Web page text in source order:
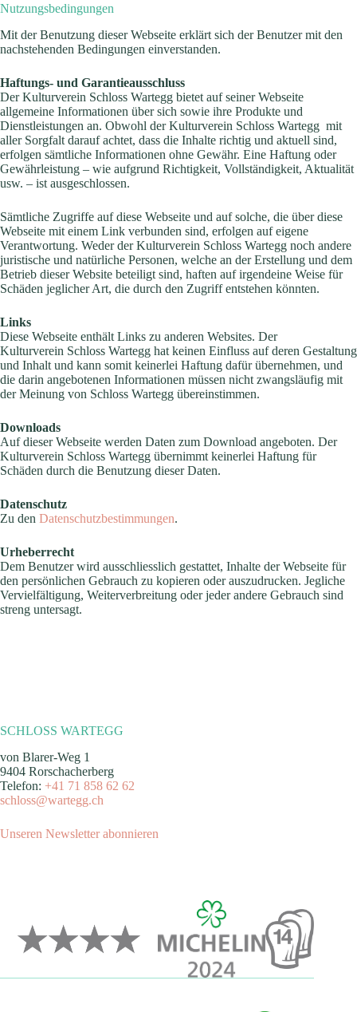
Nutzungsbedingungen
Mit der Benutzung dieser Webseite erklärt sich der Benutzer mit den
nachstehenden Bedingungen einverstanden.
Haftungs- und Garantieausschluss
Der Kulturverein Schloss Wartegg bietet auf seiner Webseite
allgemeine Informationen über sich sowie ihre Produkte und
Dienstleistungen an. Obwohl der Kulturverein Schloss Wartegg mit
aller Sorgfalt darauf achtet, dass die Inhalte richtig und aktuell sind,
erfolgen sämtliche Informationen ohne Gewähr. Eine Haftung oder
Gewährleistung – wie aufgrund Richtigkeit, Vollständigkeit, Aktualität
usw. – ist ausgeschlossen.
Sämtliche Zugriffe auf diese Webseite und auf solche, die über diese
Webseite mit einem Link verbunden sind, erfolgen auf eigene
Verantwortung. Weder der Kulturverein Schloss Wartegg noch andere
juristische und natürliche Personen, welche an der Erstellung und dem
Betrieb dieser Website beteiligt sind, haften auf irgendeine Weise für
Schäden jeglicher Art, die durch den Zugriff entstehen könnten.
Links
Diese Webseite enthält Links zu anderen Websites. Der
Kulturverein Schloss Wartegg hat keinen Einfluss auf deren Gestaltung
und Inhalt und kann somit keinerlei Haftung dafür übernehmen, und
die darin angebotenen Informationen müssen nicht zwangsläufig mit
der Meinung von Schloss Wartegg übereinstimmen.
Downloads
Auf dieser Webseite werden Daten zum Download angeboten. Der
Kulturverein Schloss Wartegg übernimmt keinerlei Haftung für
Schäden durch die Benutzung dieser Daten.
Datenschutz
Zu den Datenschutzbestimmungen.
Urheberrecht
Dem Benutzer wird ausschliesslich gestattet, Inhalte der Webseite für
den persönlichen Gebrauch zu kopieren oder auszudrucken. Jegliche
Vervielfältigung, Weiterverbreitung oder jeder andere Gebrauch sind
streng untersagt.
SCHLOSS WARTEGG
von Blarer-Weg 1
9404 Rorschacherberg
Telefon: +41 71 858 62 62
schloss@wartegg.ch
Unseren Newsletter abonnieren